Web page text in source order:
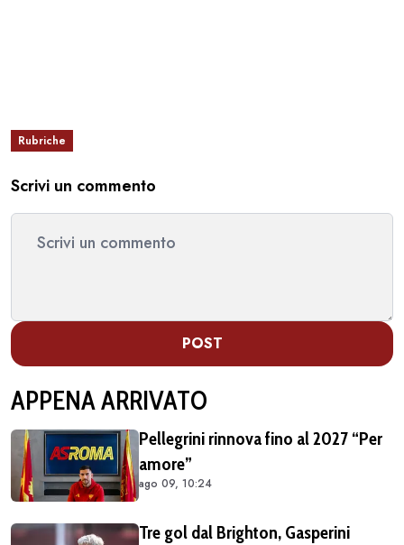
Rubriche
Scrivi un commento
POST
APPENA ARRIVATO
Pellegrini rinnova fino al 2027 “Per
amore”
ago 09, 10:24
Tre gol dal Brighton, Gasperini